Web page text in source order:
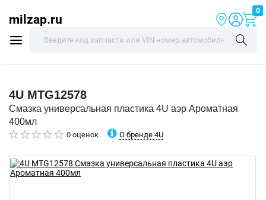
milzap.ru
0
4U MTG12578
Смазка универсальная пластика 4U аэр Ароматная
400мл
0 оценок О бренде 4U